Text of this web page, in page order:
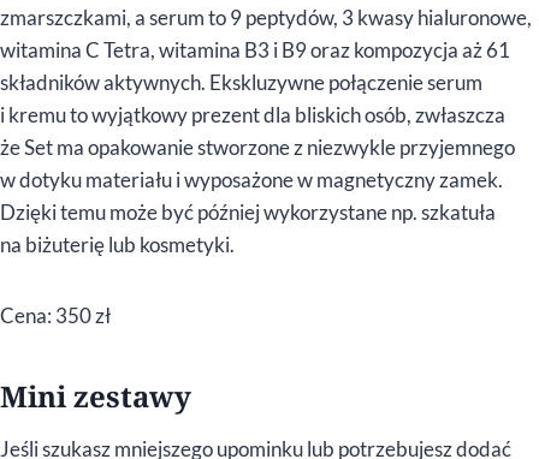
zmarszczkami, a serum to 9 peptydów, 3 kwasy hialuronowe,
witamina C Tetra, witamina B3 i B9 oraz kompozycja aż 61
składników aktywnych. Ekskluzywne połączenie serum
i kremu to wyjątkowy prezent dla bliskich osób, zwłaszcza
że Set ma opakowanie stworzone z niezwykle przyjemnego
w dotyku materiału i wyposażone w magnetyczny zamek.
Dzięki temu może być później wykorzystane np. szkatuła
na biżuterię lub kosmetyki.
Cena: 350 zł
Mini zestawy
Jeśli szukasz mniejszego upominku lub potrzebujesz dodać